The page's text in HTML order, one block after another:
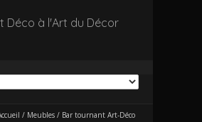
Déco à l'Art du Décor
/ Meubles / Bar tournant Art-Déco